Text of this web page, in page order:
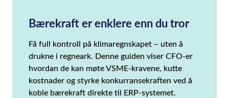
Bærekraft er enklere enn du tror
Få full kontroll på klimaregnskapet – uten å
drukne i regneark. Denne guiden viser CFO-er
hvordan de kan møte VSME-kravene, kutte
kostnader og styrke konkurransekraften ved å
koble bærekraft direkte til ERP-systemet.